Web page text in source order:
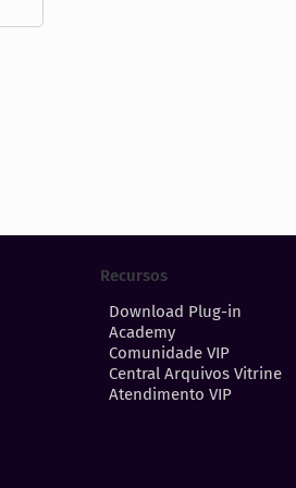
Recursos
Download Plug-in
Academy
Comunidade VIP
Central Arquivos Vitrine
Atendimento VIP